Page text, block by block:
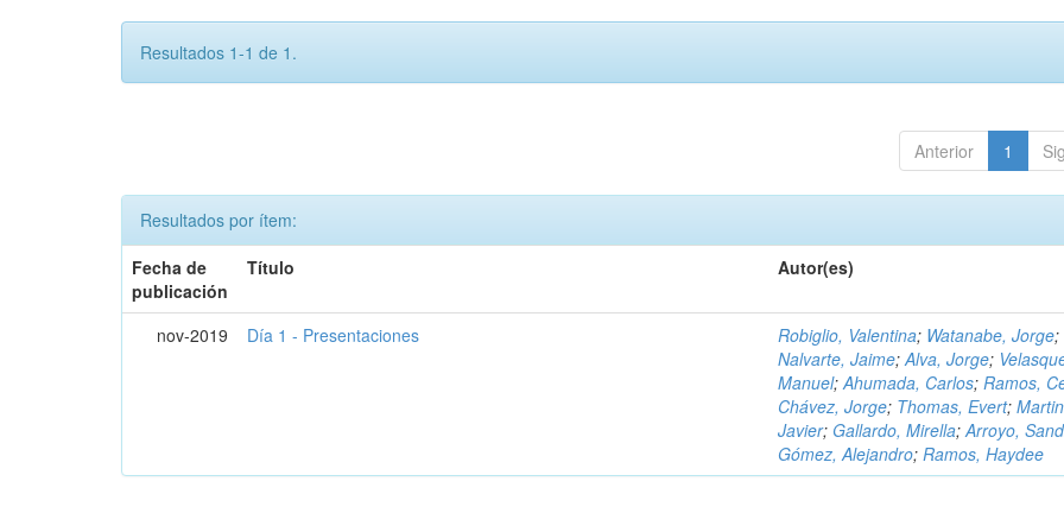
Resultados 1-1 de 1.
Anterior 1
Resultados por ítem:
Fecha de
publicación
Título Autor(es)
nov-2019 Día 1 - Presentaciones Robiglio, Valentina; Watanabe, Jorge;
Nalvarte, Jaime;Alva, Jorge;
Manuel;Ahumada, Carlos;Ramos,
Chávez, Jorge; Thomas, Evert;
Javier; Gallardo, Mirella;Arroyo,
Gómez, Alejandro;Ramos, Haydee